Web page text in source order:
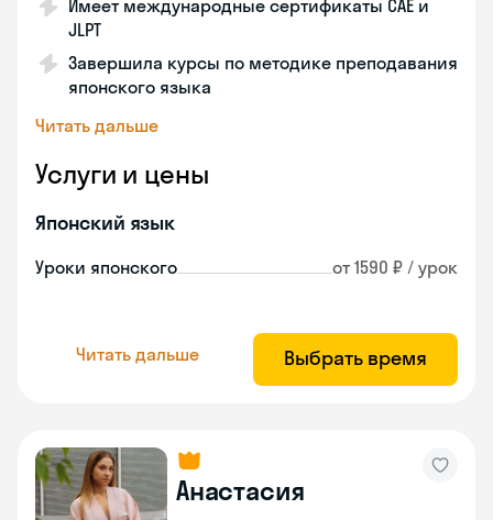
Имеет международные сертификаты CAE и
JLPT
Завершила курсы по методике преподавания
японского языка
Читать дальше
Услуги и цены
Японский язык
Уроки японского от 1590 ₽ / урок
Читать дальше Выбрать время
Анастасия